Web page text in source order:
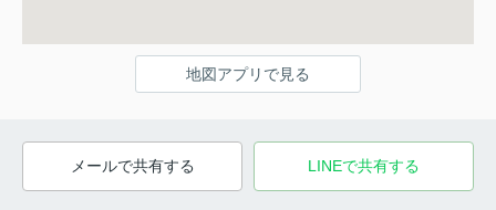
地図アプリで見る
メールで共有する LINEで共有する